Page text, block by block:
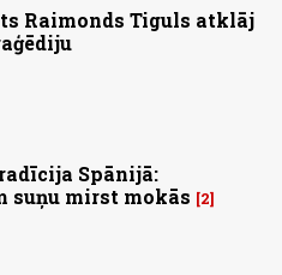
Raimonds Tiguls atklāj
Spānijā:
suņu mirst mokās
2